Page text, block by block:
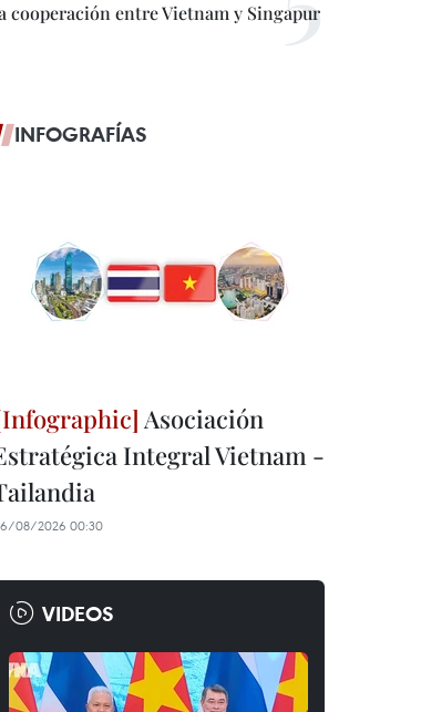
cooperación entre Vietnam y Singapur
INFOGRAFÍAS
Asociación
Integral Vietnam -
08/2026 00:30
VIDEOS